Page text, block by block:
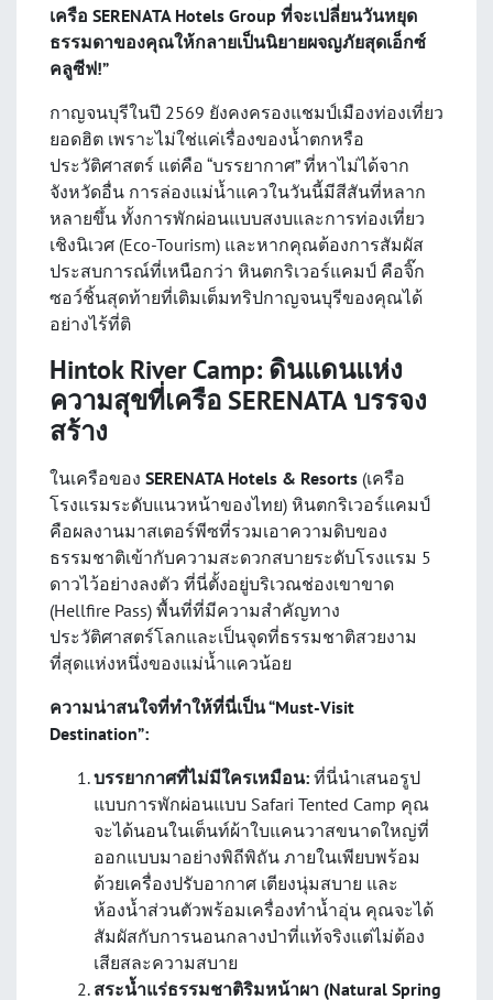
เครือ SERENATA Hotels Group ที่จะเปลี่ยนวันหยุด
ธรรมดาของคุณให้กลายเป็นนิยายผจญภัยสุดเอ็กซ์
คลูซีฟ!”
กาญจนบุรีในปี 2569 ยังคงครองแชมป์เมืองท่องเที่ยว
ยอดฮิต เพราะไม่ใช่แค่เรื่องของน้ำตกหรือ
ประวัติศาสตร์ แต่คือ “บรรยากาศ” ที่หาไม่ได้จาก
จังหวัดอื่น การล่องแม่น้ำแควในวันนี้มีสีสันที่หลาก
หลายขึ้น ทั้งการพักผ่อนแบบสงบและการท่องเที่ยว
เชิงนิเวศ (Eco-Tourism) และหากคุณต้องการสัมผัส
ประสบการณ์ที่เหนือกว่า หินตกริเวอร์แคมป์ คือจิ๊ก
ซอว์ชิ้นสุดท้ายที่เติมเต็มทริปกาญจนบุรีของคุณได้
อย่างไร้ที่ติ
Hintok River Camp: ดินแดนแห่ง
ความสุขที่เครือ SERENATA บรรจง
สร้าง
ในเครือของ SERENATA Hotels & Resorts (เครือ
โรงแรมระดับแนวหน้าของไทย) หินตกริเวอร์แคมป์
คือผลงานมาสเตอร์พีซที่รวมเอาความดิบของ
ธรรมชาติเข้ากับความสะดวกสบายระดับโรงแรม 5
ดาวไว้อย่างลงตัว ที่นี่ตั้งอยู่บริเวณช่องเขาขาด
(Hellfire Pass) พื้นที่ที่มีความสำคัญทาง
ประวัติศาสตร์โลกและเป็นจุดที่ธรรมชาติสวยงาม
ที่สุดแห่งหนึ่งของแม่น้ำแควน้อย
ความน่าสนใจที่ทำให้ที่นี่เป็น “Must-Visit
Destination”:
บรรยากาศที่ไม่มีใครเหมือน: ที่นี่นำเสนอรูป
แบบการพักผ่อนแบบ Safari Tented Camp คุณ
จะได้นอนในเต็นท์ผ้าใบแคนวาสขนาดใหญ่ที่
ออกแบบมาอย่างพิถีพิถัน ภายในเพียบพร้อม
ด้วยเครื่องปรับอากาศ เตียงนุ่มสบาย และ
ห้องน้ำส่วนตัวพร้อมเครื่องทำน้ำอุ่น คุณจะได้
สัมผัสกับการนอนกลางป่าที่แท้จริงแต่ไม่ต้อง
เสียสละความสบาย
สระน้ำแร่ธรรมชาติริมหน้าผา (Natural Spring